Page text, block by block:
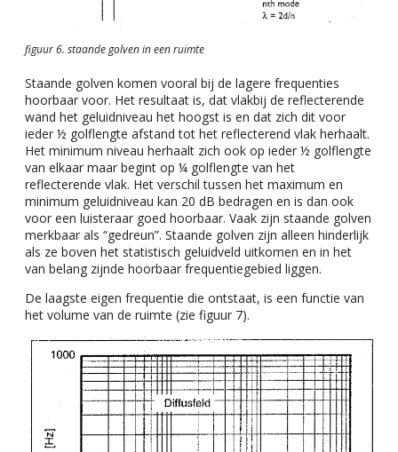
figuur 6. staande golven in een ruimte
Staande golven komen vooral bij de lagere frequenties
hoorbaar voor. Het resultaat is, dat vlakbij de reflecterende
wand het geluidniveau het hoogst is en dat zich dit voor
ieder ½ golflengte afstand tot het reflecterend vlak herhaalt.
Het minimum niveau herhaalt zich ook op ieder ½ golflengte
van elkaar maar begint op ¼ golflengte van het
reflecterende vlak. Het verschil tussen het maximum en
minimum geluidniveau kan 20 dB bedragen en is dan ook
voor een luisteraar goed hoorbaar. Vaak zijn staande golven
merkbaar als “gedreun”. Staande golven zijn alleen hinderlijk
als ze boven het statistisch geluidveld uitkomen en in het
van belang zijnde hoorbaar frequentiegebied liggen.
De laagste eigen frequentie die ontstaat, is een functie van
het volume van de ruimte (zie figuur 7).